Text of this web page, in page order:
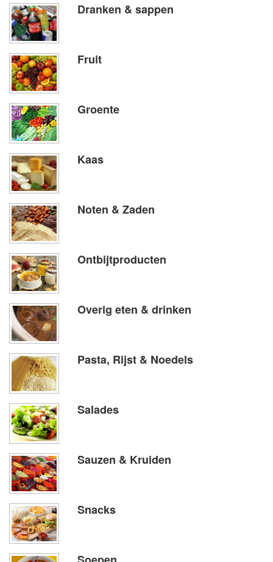
Dranken & sappen
Fruit
Groente
Kaas
Noten & Zaden
Ontbijtproducten
Overig eten & drinken
Pasta, Rijst & Noedels
Salades
Sauzen & Kruiden
Snacks